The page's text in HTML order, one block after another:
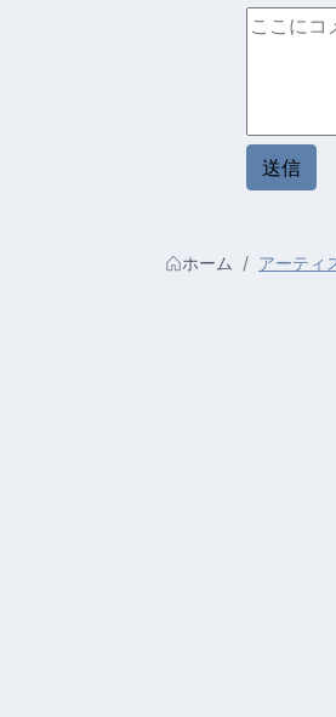
ホーム アーティ